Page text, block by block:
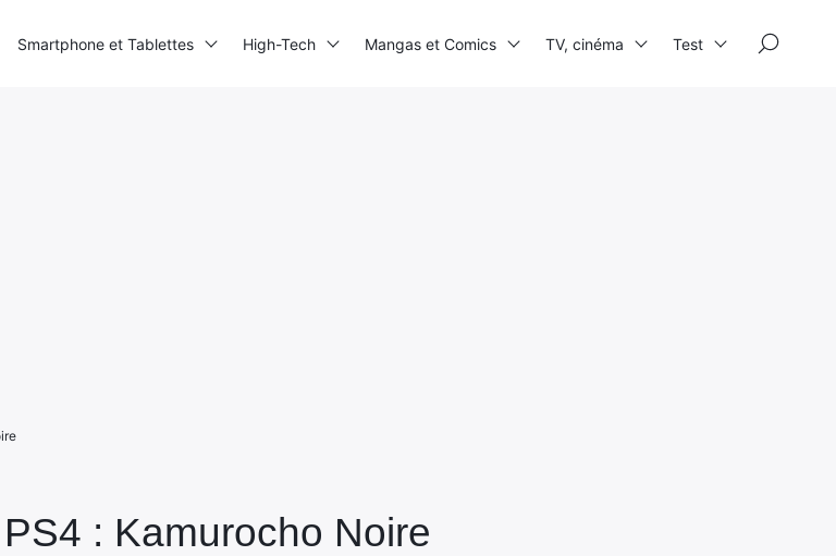
: Kamurocho Noire
Smartphone et Tablettes High-Tech Mangas et Comics TV, cinéma Test